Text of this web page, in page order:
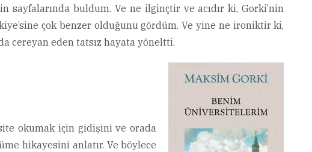
buldum. Ve ne ilginçtir ve acıdır ki, Gorki’nin
çok benzer olduğunu gördüm. Ve yine ne ironiktir ki,
cereyan eden tatsız hayata yöneltti.
okumak için gidişini ve orada
hikayesini anlatır. Ve böylece